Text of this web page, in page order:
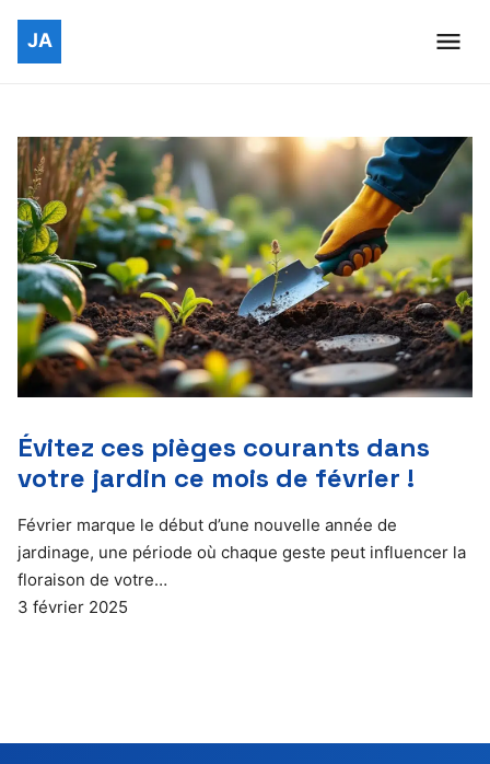
Évitez ces pièges courants dans
votre jardin ce mois de février !
Février marque le début d’une nouvelle année de
jardinage, une période où chaque geste peut influencer la
floraison de votre…
3 février 2025